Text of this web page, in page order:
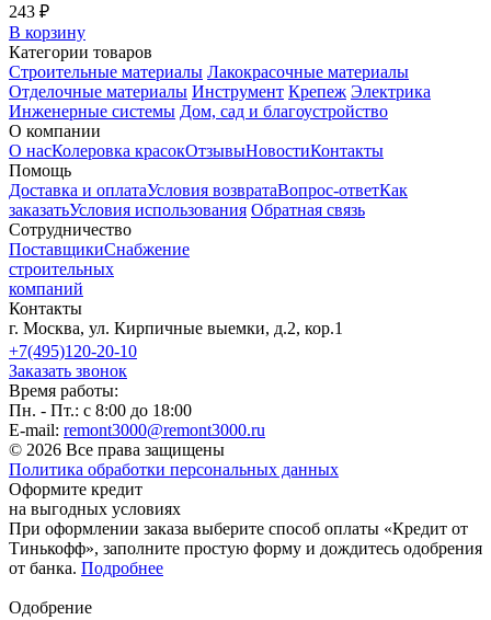
243 ₽
В корзину
Категории товаров
Строительные материалы Лакокрасочные материалы
Отделочные материалы Инструмент Крепеж Электрика
Инженерные системы Дом, сад и благоустройство
О компании
О насКолеровка красокОтзывыНовостиКонтакты
Помощь
Доставка и оплатаУсловия возвратаВопрос-ответКак
заказатьУсловия использования Обратная связь
Сотрудничество
ПоставщикиСнабжение
строительных
компаний
Контакты
г. Москва, ул. Кирпичные выемки, д.2, кор.1
+7(495)120-20-10
Заказать звонок
Время работы:
Пн. - Пт.: с 8:00 до 18:00
E-mail: remont3000@remont3000.ru
© 2026 Все права защищены
Политика обработки персональных данных
Оформите кредит
на выгодных условиях
При оформлении заказа выберите способ оплаты «Кредит от
Тинькофф», заполните простую форму и дождитесь одобрения
от банка. Подробнее
Одобрение